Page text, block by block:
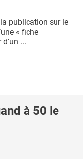
publication sur le
« fiche
...
à 50 le